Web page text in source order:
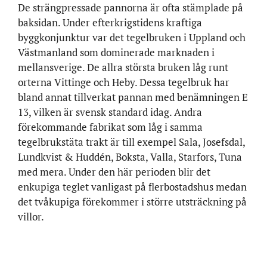
De strängpressade pannorna är ofta stämplade på
baksidan. Under efterkrigstidens kraftiga
byggkonjunktur var det tegelbruken i Uppland och
Västmanland som dominerade marknaden i
mellansverige. De allra största bruken låg runt
orterna Vittinge och Heby. Dessa tegelbruk har
bland annat tillverkat pannan med benämningen E
13, vilken är svensk standard idag. Andra
förekommande fabrikat som låg i samma
tegelbrukstäta trakt är till exempel Sala, Josefsdal,
Lundkvist & Huddén, Boksta, Valla, Starfors, Tuna
med mera. Under den här perioden blir det
enkupiga teglet vanligast på flerbostadshus medan
det tvåkupiga förekommer i större utsträckning på
villor.